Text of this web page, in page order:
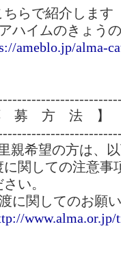
らで紹介します
ハイムのきょう
ameblo.jp/alma-
募 方 法 】
親希望の方は、
しての注意事
い。
関してのお願い